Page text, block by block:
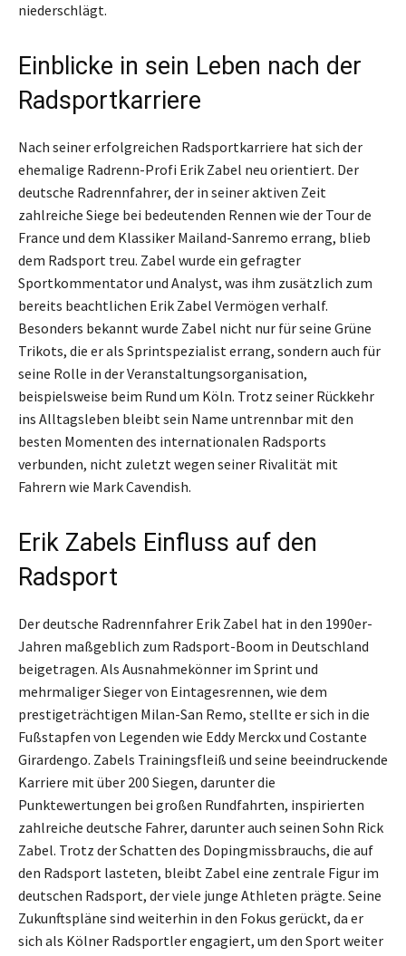
niederschlägt.
Einblicke in sein Leben nach der
Radsportkarriere
Nach seiner erfolgreichen Radsportkarriere hat sich der
ehemalige Radrenn-Profi Erik Zabel neu orientiert. Der
deutsche Radrennfahrer, der in seiner aktiven Zeit
zahlreiche Siege bei bedeutenden Rennen wie der Tour de
France und dem Klassiker Mailand-Sanremo errang, blieb
dem Radsport treu. Zabel wurde ein gefragter
Sportkommentator und Analyst, was ihm zusätzlich zum
bereits beachtlichen Erik Zabel Vermögen verhalf.
Besonders bekannt wurde Zabel nicht nur für seine Grüne
Trikots, die er als Sprintspezialist errang, sondern auch für
seine Rolle in der Veranstaltungsorganisation,
beispielsweise beim Rund um Köln. Trotz seiner Rückkehr
ins Alltagsleben bleibt sein Name untrennbar mit den
besten Momenten des internationalen Radsports
verbunden, nicht zuletzt wegen seiner Rivalität mit
Fahrern wie Mark Cavendish.
Erik Zabels Einfluss auf den
Radsport
Der deutsche Radrennfahrer Erik Zabel hat in den 1990er-
Jahren maßgeblich zum Radsport-Boom in Deutschland
beigetragen. Als Ausnahmekönner im Sprint und
mehrmaliger Sieger von Eintagesrennen, wie dem
prestigeträchtigen Milan-San Remo, stellte er sich in die
Fußstapfen von Legenden wie Eddy Merckx und Costante
Girardengo. Zabels Trainingsfleiß und seine beeindruckende
Karriere mit über 200 Siegen, darunter die
Punktewertungen bei großen Rundfahrten, inspirierten
zahlreiche deutsche Fahrer, darunter auch seinen Sohn Rick
Zabel. Trotz der Schatten des Dopingmissbrauchs, die auf
den Radsport lasteten, bleibt Zabel eine zentrale Figur im
deutschen Radsport, der viele junge Athleten prägte. Seine
Zukunftspläne sind weiterhin in den Fokus gerückt, da er
sich als Kölner Radsportler engagiert, um den Sport weiter